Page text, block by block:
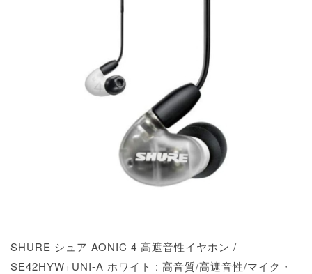
SHURE シュア AONIC 4 高遮音性イヤホン /
SE42HYW+UNI-A ホワイト : 高音質/高遮音性/マイク・